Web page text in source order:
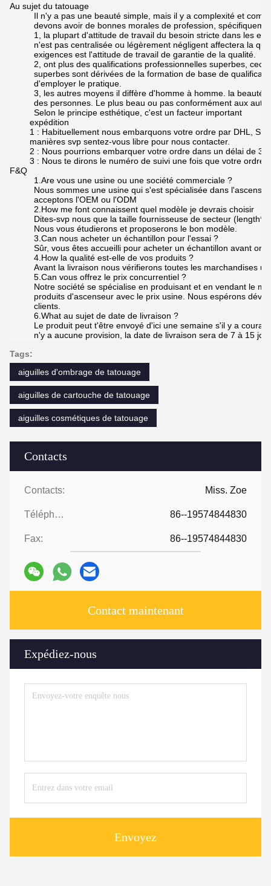
Contacts
Contacts: Miss. Zoe
Téléphone: 86--19574844830
Fax: 86--19574844830
Contact maintenant
Expédiez-nous
Envoyez
Au sujet du tatouage
Il n'y a pas une beauté simple, mais il y a complexité et
devons avoir de bonnes morales de profession,
1, la plupart d'attitude de travail du besoin stricte dans les
n'est pas centralisée ou légèrement négligent affectera la
exigences est l'attitude de travail de garantie de la qualité.
2, ont plus des qualifications professionnelles superbes,
superbes sont dérivées de la formation de base de
d'employer le pratique.
3, les autres moyens il diffère d'homme à homme. la beauté
des personnes. Le plus beau ou pas conformément aux
Selon le principe esthétique, c'est un facteur important
expédition
1 : Habituellement nous embarquons votre ordre par DHL,
manières svp sentez-vous libre pour nous contacter.
2 : Nous pourrions embarquer votre ordre dans un délai de
3 : Nous te dirons le numéro de suivi une fois que votre ordre
F&Q
1.Are vous une usine ou une société commerciale ?
Nous sommes une usine qui s'est spécialisée dans
acceptons l'OEM ou l'ODM
2.How me font connaissent quel modèle je devrais choisir
Dites-svp nous que la taille fournisseuse de secteur
Nous vous étudierons et proposerons le bon modèle.
3.Can nous acheter un échantillon pour l'essai ?
Sûr, vous êtes accueilli pour acheter un échantillon avant
4.How la qualité est-elle de vos produits ?
Avant la livraison nous vérifierons toutes les marchandises
5.Can vous offrez le prix concurrentiel ?
Notre société se spécialise en produisant et en vendant le
produits d'ascenseur avec le prix usine. Nous espérons
clients.
6.What au sujet de date de livraison ?
Le produit peut t'être envoyé d'ici une semaine s'il y a
n'y a aucune provision, la date de livraison sera de 7 à 15
Tags:
aiguilles d'ombrage de tatouage
aiguilles de cartouche de tatouage
aiguilles cosmétiques de tatouage